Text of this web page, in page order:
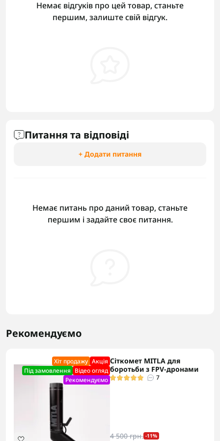
Немає відгуків про цей товар, станьте
першим, залиште свій відгук.
Питання та відповіді
+ Додати питання
Немає питань про даний товар, станьте
першим і задайте своє питання.
Рекомендуємо
Хіт продажу Акцiя
Під замовлення Відео огляд
Рекомендуємо
Сіткомет MITLA для
боротьби з FPV-дронами
7
4 500 грн. -11%